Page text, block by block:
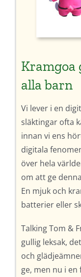
Kramgoa
alla barn
Vi lever i en
släktingar ofta
innan vi ens
digitala
över hela
om att ge
En mjuk och
batterier eller
Talking Tom &
gullig leksak,
och
ge, men nu i